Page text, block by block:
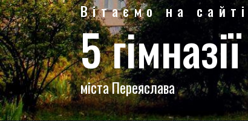
Вітаємо на сайті
5 гімназії
міста Переяслава